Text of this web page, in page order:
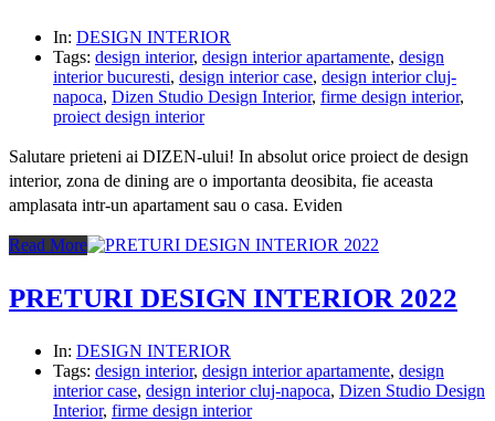
In: DESIGN INTERIOR
Tags: design interior, design interior apartamente, design
interior bucuresti, design interior case, design interior cluj-
napoca, Dizen Studio Design Interior, firme design interior,
proiect design interior
Salutare prieteni ai DIZEN-ului! In absolut orice proiect de design
interior, zona de dining are o importanta deosibita, fie aceasta
amplasata intr-un apartament sau o casa. Eviden
Read More
PRETURI DESIGN INTERIOR 2022
In: DESIGN INTERIOR
Tags: design interior, design interior apartamente, design
interior case, design interior cluj-napoca, Dizen Studio Design
Interior, firme design interior